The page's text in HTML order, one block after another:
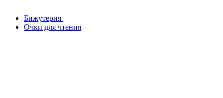
Бижутерия
Очки для чтения